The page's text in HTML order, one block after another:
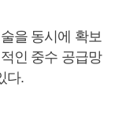
을 동시에 확보
인 중수 공급망
다.